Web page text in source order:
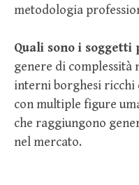
metodologia
Quali sono i
genere di
interni borghesi ricchi
con multiple figure
che raggiungono
nel mercato.